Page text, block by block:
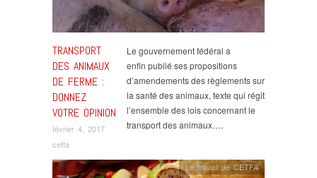
TRANSPORT
DES ANIMAUX
DE FERME :
DONNEZ
VOTRE OPINION
février 4, 2017
cetfa
Le gouvernement fédéral a
enfin publié ses propositions
d’amendements des règlements sur
la santé des animaux, texte qui régit
l’ensemble des lois concernant le
transport des animaux….
Le travail de CETFA